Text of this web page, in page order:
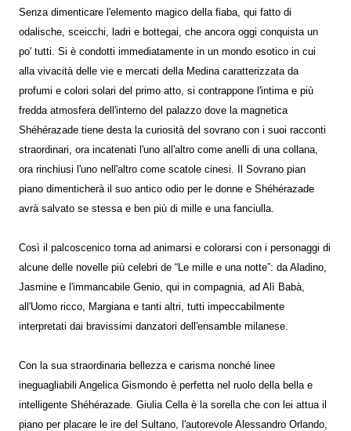
Senza dimenticare l'elemento magico della fiaba, qui fatto di
odalische, sceicchi, ladri e bottegai, che ancora oggi conquista un
po' tutti. Si è condotti immediatamente in un mondo esotico in cui
alla vivacità delle vie e mercati della Medina caratterizzata da
profumi e colori solari del primo atto, si contrappone l'intima e più
fredda atmosfera dell'interno del palazzo dove la magnetica
Shéhérazade tiene desta la curiosità del sovrano con i suoi racconti
straordinari, ora incatenati l'uno all'altro come anelli di una collana,
ora rinchiusi l'uno nell'altro come scatole cinesi. Il Sovrano pian
piano dimenticherà il suo antico odio per le donne e Shéhérazade
avrà salvato se stessa e ben più di mille e una fanciulla.
Così il palcoscenico torna ad animarsi e colorarsi con i personaggi di
alcune delle novelle più celebri de “Le mille e una notte”: da Aladino,
Jasmine e l'immancabile Genio, qui in compagnia, ad Alì Babà,
all'Uomo ricco, Margiana e tanti altri, tutti impeccabilmente
interpretati dai bravissimi danzatori dell'ensamble milanese.
Con la sua straordinaria bellezza e carisma nonché linee
ineguagliabili Angelica Gismondo è perfetta nel ruolo della bella e
intelligente Shéhérazade. Giulia Cella è la sorella che con lei attua il
piano per placare le ire del Sultano, l'autorevole Alessandro Orlando,